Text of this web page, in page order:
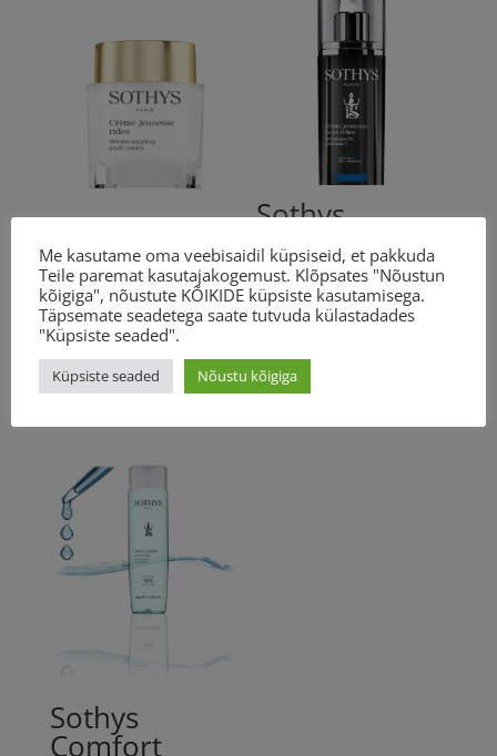
Sothys
Wrinkle-
targeting
youth cream
50ml
Sothys
Wrinkle-
specific youth
serum 30ml
99.20€
Sothys
Comfort
Me kasutame oma veebisaidil küpsiseid, et pakkuda
Teile paremat kasutajakogemust. Klõpsates "Nõustun
kõigiga", nõustute KÕIKIDE küpsiste kasutamisega.
Täpsemate seadetega saate tutvuda külastadades
"Küpsiste seaded".
Küpsiste seaded Nõustu kõigiga